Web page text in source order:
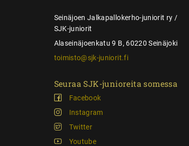
Seinäjoen Jalkapallokerho-juniorit ry /
SJK-juniorit
Alaseinäjoenkatu 9 B, 60220 Seinäjoki
toimisto@sjk-juniorit.fi
Seuraa SJK-junioreita somessa
Facebook
Instagram
Twitter
Youtube